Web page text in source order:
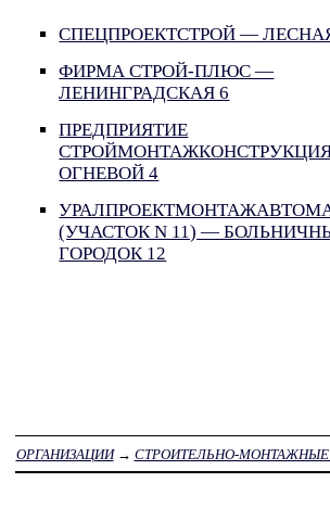
СПЕЦПРОЕКТСТРОЙ —
ФИРМА СТРОЙ-ПЛЮС —
ЛЕНИНГРАДСКАЯ 6
ПРЕДПРИЯТИЕ
СТРОЙМОНТАЖКОНСТРУКЦИЯ
ОГНЕВОЙ 4
(УЧАСТОК N 11) —
ГОРОДОК 12
ОРГАНИЗАЦИИ→ СТРОИТЕЛЬНО-